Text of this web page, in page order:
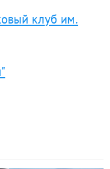
клуб им.